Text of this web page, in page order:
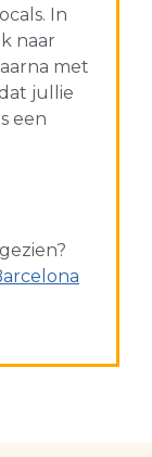
In
naar
met
jullie
een